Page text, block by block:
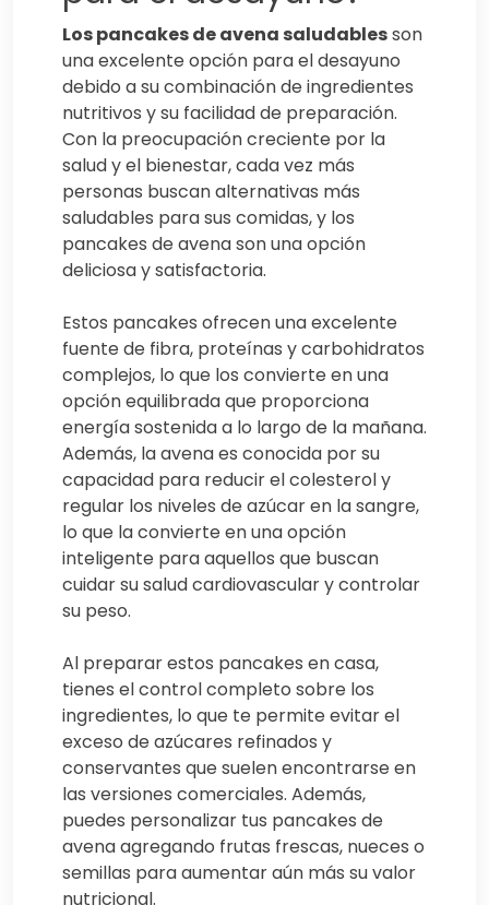
Los pancakes de avena saludablesson
una excelente opción para el desayuno
debido a su combinación de ingredientes
nutritivos y su facilidad de preparación.
Con la preocupación creciente por la
salud y el bienestar, cada vez más
personas buscan alternativas más
saludables para sus comidas, y los
pancakes de avena son una opción
deliciosa y satisfactoria.
Estos pancakes ofrecen una excelente
fuente de fibra, proteínas y carbohidratos
complejos, lo que los convierte en una
opción equilibrada que proporciona
energía sostenida a lo largo de la mañana.
Además, la avena es conocida por su
capacidad para reducir el colesterol y
regular los niveles de azúcar en la sangre,
lo que la convierte en una opción
inteligente para aquellos que buscan
cuidar su salud cardiovascular y controlar
su peso.
Al preparar estos pancakes en casa,
tienes el control completo sobre los
ingredientes, lo que te permite evitar el
exceso de azúcares refinados y
conservantes que suelen encontrarse en
las versiones comerciales. Además,
puedes personalizar tus pancakes de
avena agregando frutas frescas, nueces o
semillas para aumentar aún más su valor
nutricional.